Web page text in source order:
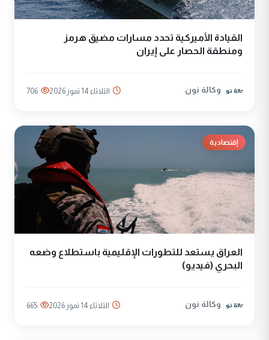
القيادة الأميركية تحدد مسارات مضيق هرمز
ومنطقة الحصار على إيران
وكالة نون الثلاثاء 14 تموز 2026 706
إقتصادية
العراق يستعد للتطورات الإقليمية باستطلاع وضعه
البحري (فيديو)
وكالة نون الثلاثاء 14 تموز 2026 665